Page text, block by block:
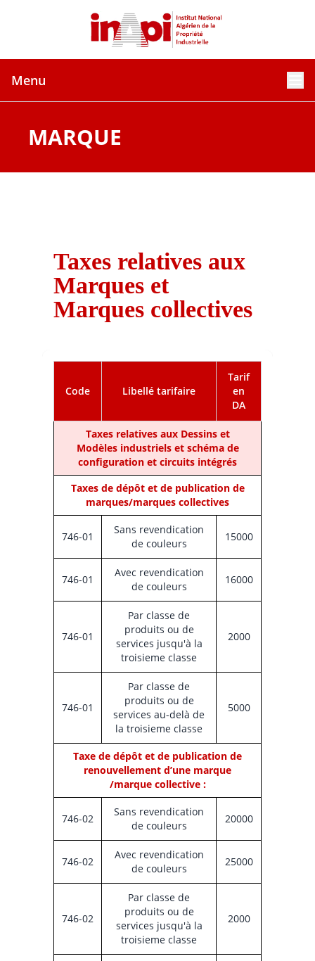
Menu
MARQUE
Taxes relatives aux
Marques et
Marques collectives
Code Libellé tarifaire
Tarif
en
DA
Taxes relatives aux Dessins et
Modèles industriels et schéma de
configuration et circuits intégrés
Taxes de dépôt et de publication de
marques/marques collectives
746-01
Sans revendication
de couleurs
15000
746-01
Avec revendication
de couleurs
16000
746-01
Par classe de
produits ou de
services jusqu'à la
troisieme classe
2000
746-01
Par classe de
produits ou de
services au-delà de
la troisieme classe
5000
Taxe de dépôt et de publication de
renouvellement d’une marque
/marque collective :
746-02
Sans revendication
de couleurs
20000
746-02
Avec revendication
de couleurs
25000
746-02
Par classe de
produits ou de
services jusqu'à la
troisieme classe
2000